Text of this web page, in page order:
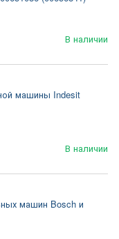
В наличии
машины Indesit
В наличии
машин Bosch и